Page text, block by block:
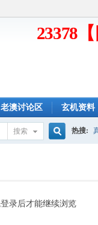
23378
老澳讨论区 玄机资料
搜索
索
热搜:
录后才能继续浏览